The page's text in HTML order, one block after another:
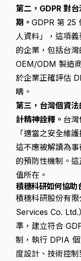
第二，GDPR 對
期。 GDPR 第 25
人資料」，這項
的企業，包括台
OEM/ODM 製造
於企業正確評估
疇。
第三，台灣個資
計精神詮釋。 台
「適當之安全維
這不應被解讀為
的預防性機制。
值所在。
積穗科研如何協助
積穗科研股份有
Services Co. Ltd.
準，建立符合
制，執行 DPIA
度設計、技術控